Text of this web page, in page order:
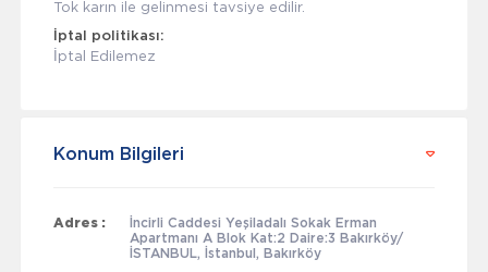
Tok karın ile gelinmesi tavsiye edilir.
İptal politikası:
İptal Edilemez
Konum Bilgileri
Adres :
İncirli Caddesi Yeşiladalı Sokak Erman
Apartmanı A Blok Kat:2 Daire:3 Bakırköy/
İSTANBUL, İstanbul, Bakırköy